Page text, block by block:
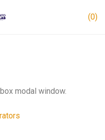
0
modal window.